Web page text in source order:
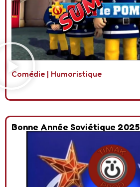
Comédie | Humoristique
Bonne Année Soviétique 2025